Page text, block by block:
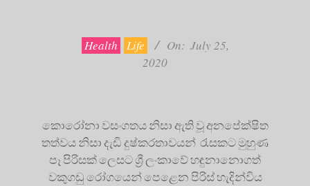
Health Life On: July 25,
2020
කොරෝනා වසංගතය නිසා ඇති වූ අනපේක්ෂිත
තත්වය නිසා දැඩි දුෂ්කරතාවයන් රැසකට මුහුණ
පෑ පිරිසක් ලෙසට ශ්‍රී ලංකාවේ හඳුනානොගත්
වකුගඩු රෝගයෙන් පෙළෙන පිරිස් හැදින්විය